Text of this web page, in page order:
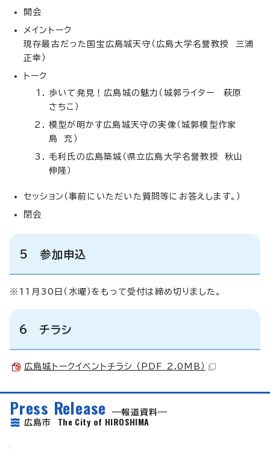
開会
メイントーク
現存最古だった国宝広島城天守（広島大学名誉教授 三浦
正幸）
トーク
歩いて発見！広島城の魅力（城郭ライター 萩原
さちこ）
模型が明かす広島城天守の実像（城郭模型作家
島 充）
毛利氏の広島築城（県立広島大学名誉教授 秋山
伸隆）
セッション（事前にいただいた質問等にお答えします。）
閉会
5 参加申込
※11月30日（水曜）をもって受付は締め切りました。
6 チラシ
広島城トークイベントチラシ （PDF 2.0MB）
Press Release
報道資料
広島市 The City of HIROSHIMA